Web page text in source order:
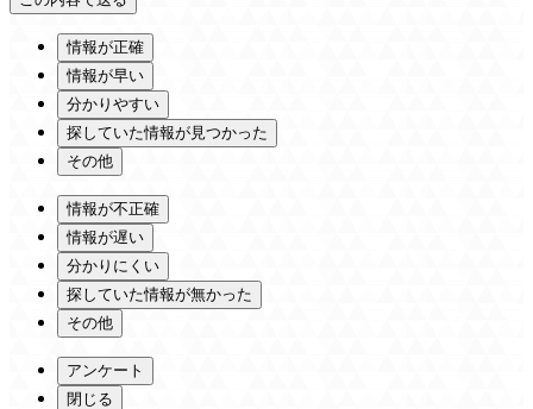
情報が正確
情報が早い
分かりやすい
探していた情報が見つかった
その他
情報が不正確
情報が遅い
分かりにくい
探していた情報が無かった
その他
アンケート
閉じる